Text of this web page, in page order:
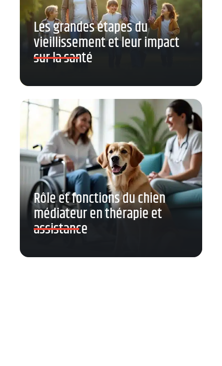
Les grandes étapes du
vieillissement et leur impact
sur la santé
Rôle et fonctions du chien
médiateur en thérapie et
assistance